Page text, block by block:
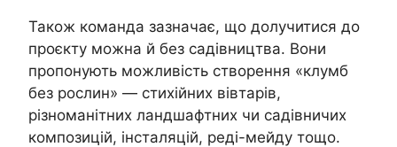
Також команда зазначає, що долучитися до
проєкту можна й без садівництва. Вони
пропонують можливість створення «клумб
без рослин» — стихійних вівтарів,
різноманітних ландшафтних чи садівничих
композицій, інсталяцій, реді-мейду тощо.